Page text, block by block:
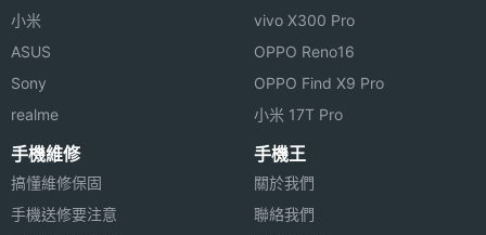
主相機
畫素
主相機
小米
ASUS
Sony
realme
vivo X300 Pro
OPPO Reno16
OPPO Find X9 Pro
小米 17T Pro
手機維修
搞懂維修保固
手機送修要注意
手機王
關於我們
聯絡我們